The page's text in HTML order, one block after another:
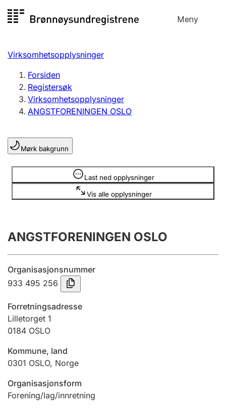
til
Meny
Registersøk
Aksjeselskap
Enkeltpersonforetak
Registrere, endre, slette
Lag og forening
Registrere, endre, slette
Årsregnskap
Innsending og forsinkelsesgebyr
Jeger
Ektepaktveileder
Virksomhetsopplysninger
Forsiden
Registersøk
Virksomhetsopplysninger
ANGSTFORENINGEN OSLO
Mørk bakgrunn
Last ned opplysninger
Vis alle opplysninger
Opplysninger er skjult
ANGSTFORENINGEN OSLO
Organisasjonsnummer
933 495 256
Forretningsadresse
Lilletorget 1
0184 OSLO
Kommune, land
0301 OSLO, Norge
Organisasjonsform
Forening/lag/innretning